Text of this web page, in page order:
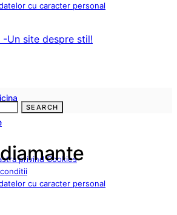
cu caracter personal
privind Cookies
cu caracter personal
SEARCH